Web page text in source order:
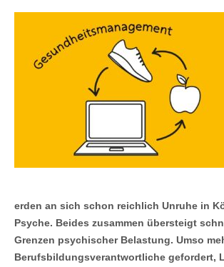
erden an sich schon reichlich Unruhe in
Psyche. Beides zusammen übersteigt
Grenzen psychischer Belastung. Umso
Berufsbildungsverantwortliche gefordert,